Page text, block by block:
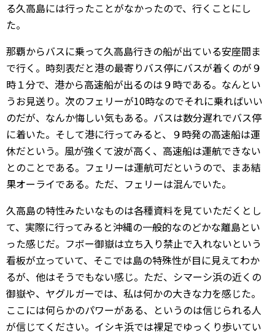
る久高島には行ったことがなかったので、行くことにし
た。
那覇からバスに乗って久高島行きの船が出ている安座間ま
で行く。時刻表だと港の最寄りバス停にバスが着くのが９
時１分で、港から高速船が出るのは９時である。なんとい
うお見送り。次のフェリーが10時なのでそれに乗ればいい
のだが、なんか悔しい気もある。バスは数分遅れでバス停
に着いた。そして港に行ってみると、９時発の高速船は運
休だという。風が強くて波が高く、高速船は運航できない
とのことである。フェリーは運航可だというので、まあ結
果オーライである。ただ、フェリーは混んでいた。
久高島の特性みたいなものは各種資料を見ていただくとし
て、実際に行ってみると沖縄の一般的なのどかな離島とい
った感じだ。フボー御嶽は立ち入り禁止で入れないという
看板が立っていて、そこでは島の特殊性が目に見えてわか
るが、他はそうでもない感じ。ただ、シマーシ浜の近くの
御嶽や、ヤグルガーでは、私は何かの大きな力を感じた。
ここには何らかのパワーがある、というのは信じられる人
が信じてください。イシキ浜では裸足でゆっくり歩いてい